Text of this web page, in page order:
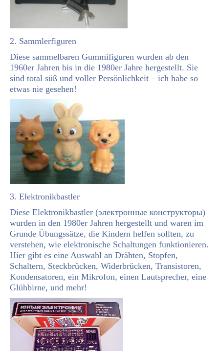
2. Sammlerfiguren
Diese sammelbaren Gummifiguren wurden ab den
1960er Jahren bis in die 1980er Jahre hergestellt. Sie
sind total süß und voller Persönlichkeit – ich habe so
etwas nie gesehen!
3. Elektronikbastler
Diese Elektronikbastler (электронные конструкторы)
wurden in den 1980er Jahren hergestellt und waren im
Grunde Übungssätze, die Kindern helfen sollten, zu
verstehen, wie elektronische Schaltungen funktionieren.
Hier gibt es eine Auswahl an Drähten, Stopfen,
Schaltern, Steckbrücken, Widerbrücken, Transistoren,
Kondensatoren, ein Mikrofon, einen Lautsprecher, eine
Glühbirne, und mehr!